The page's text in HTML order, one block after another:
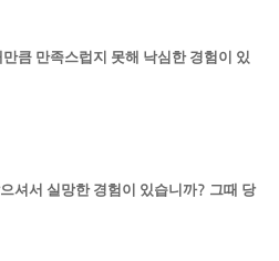
큼 만족스럽지 못해 낙심한 경험이 있
셔서 실망한 경험이 있습니까? 그때 당